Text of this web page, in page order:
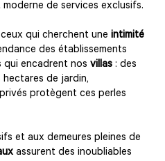
de services exclusifs.
qui cherchent une intimité
des établissements
qui encadrent nos villas : des
de jardin,
privés protègent ces perles
et aux demeures pleines de
assurent des inoubliables